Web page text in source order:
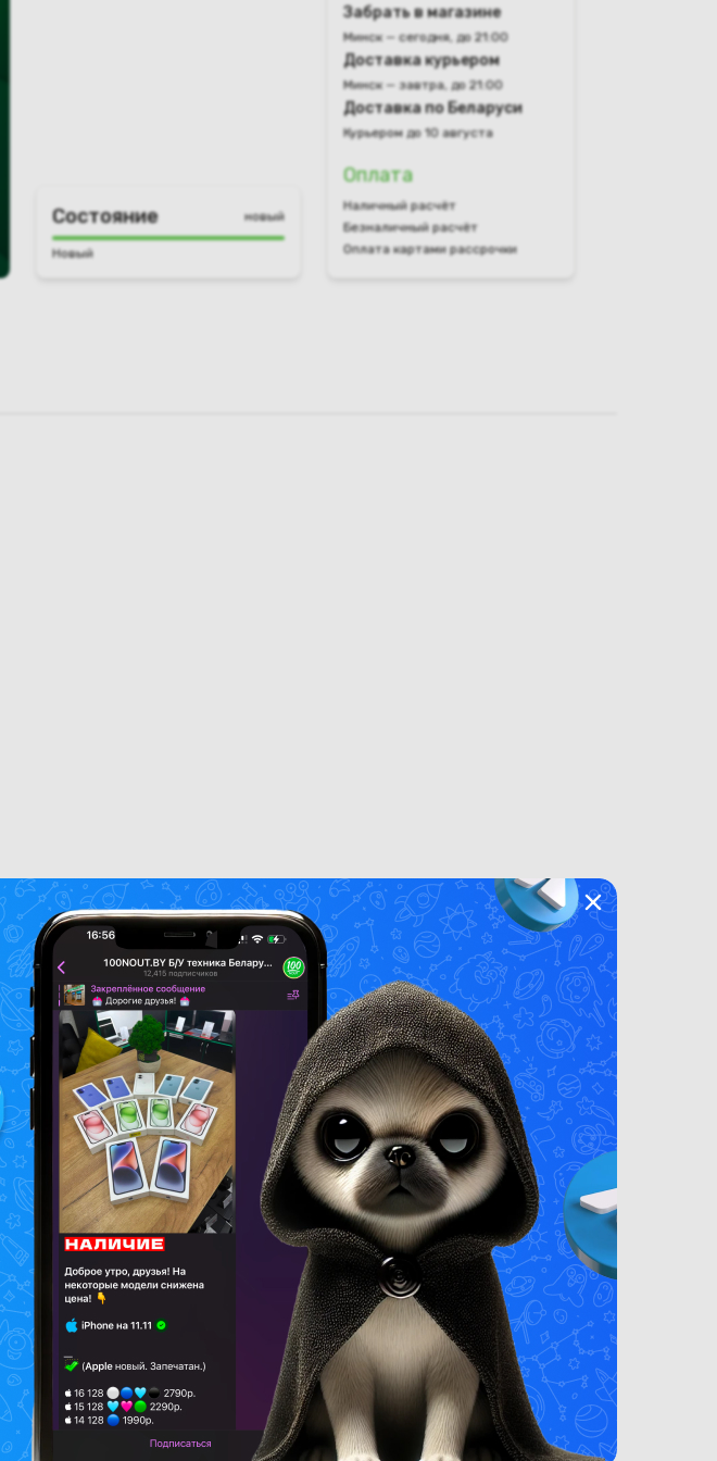
Состояние новый
Новый
Забрать в магазине
Минск — сегодня, до 21:00
Доставка курьером
Минск — завтра, до 21:00
Доставка по Беларуси
Курьером до 10 августа
Оплата
Наличный расчёт
Безналичный расчёт
Оплата картами рассрочки
(новый. запечатан.) HONOR
(новый. запечатан.) HONOR